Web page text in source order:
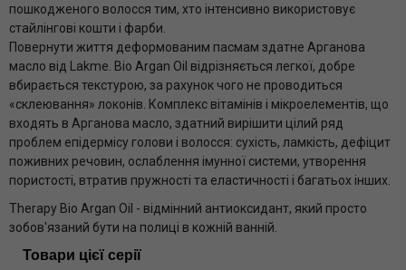
пошкодженого волосся тим, хто інтенсивно використовує
стайлінгові кошти і фарби.
Повернути життя деформованим пасмам здатне Арганова
масло від Lakme. Bio Аrgan Оil відрізняється легкої, добре
вбирається текстурою, за рахунок чого не проводиться
«склеювання» локонів. Комплекс вітамінів і мікроелементів, що
входять в Арганова масло, здатний вирішити цілий ряд
проблем епідермісу голови і волосся: сухість, ламкість, дефіцит
поживних речовин, ослаблення імунної системи, утворення
пористості, втратив пружності та еластичності і багатьох інших.
Therapy Вio Argan Оil - відмінний антиоксидант, який просто
зобов'язаний бути на полиці в кожній ванній.
Товари цієї серії